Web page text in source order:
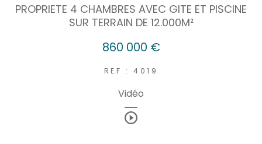
PROPRIETE 4 CHAMBRES AVEC GITE ET PISCINE
SUR TERRAIN DE 12.000M²
860 000 €
REF : 4019
Vidéo